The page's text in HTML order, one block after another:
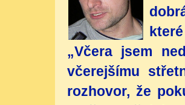
„Včera jsem
včerejšímu
rozhovor, že